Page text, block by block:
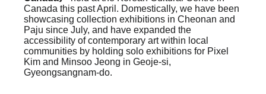
Canada this past April. Domestically, we have been
showcasing collection exhibitions in Cheonan and
Paju since July, and have expanded the
accessibility of contemporary art within local
communities by holding solo exhibitions for Pixel
Kim and Minsoo Jeong in Geoje-si,
Gyeongsangnam-do.